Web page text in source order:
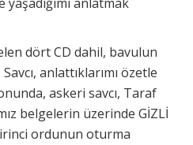
dört CD dahil, bavulun
anlattıklarımı özetle
askeri savcı, Taraf
belgelerin üzerinde GİZLİ
ordunun oturma